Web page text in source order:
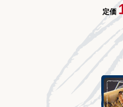
定価